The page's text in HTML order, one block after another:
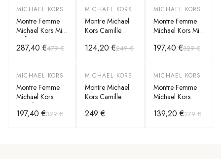
-40%
MICHAEL KORS
Montre Femme
Michael Kors Mini
Hally MK4922
argentée bracelet
287,40 €479 €
-50%
MICHAEL KORS
Montre Michael
Kors Camille
MK4990 en
acier bicolore
124,20 €249 €
-40%
MICHAEL KORS
Montre Femme
Michael Kors Mini
MK4863 or rose
197,40 €329 €
-40%
MICHAEL KORS
Montre Femme
Michael Kors
Camille MK6843
bicolore bracelet
197,40 €329 €
MICHAEL KORS
Montre Michael
Kors Camille
MK4989 cadran
vert bracelet acier
249 €
-50%
MICHAEL KORS
Montre Femme
Michael Kors
argentée bracelet
139,20 €279 €